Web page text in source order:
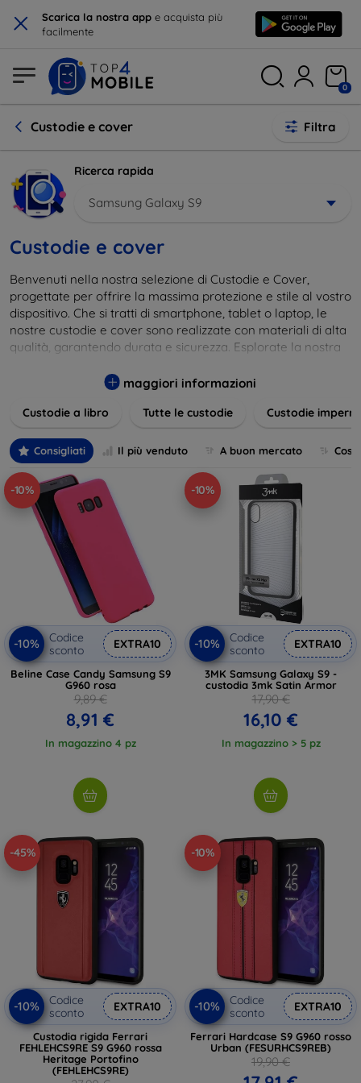
× Scarica la nostra app e acquista più
facilmente
0
Custodie e cover Filtra
Ricerca rapida
Samsung Galaxy S9
Custodie e cover
Benvenuti nella nostra selezione di Custodie e Cover,
progettate per offrire la massima protezione e stile al vostro
dispositivo. Che si tratti di smartphone, tablet o laptop, le
nostre custodie e cover sono realizzate con materiali di alta
qualità, garantendo durata e sicurezza. Esplorate la nostra
esigenza e gusto. Proteggete il vostro dispositivo con le
maggiori informazioni
Custodie a libro Tutte le custodie Custodie
Consigliati Il più venduto A buon mercato
-10%
-10%
Codice
sconto
EXTRA10
Beline Case Candy Samsung S9
G960 rosa
9,89 €
8,91 €
In magazzino 4 pz
-10%
-10%
Codice
sconto
EXTRA10
3MK Samsung Galaxy S9 -
custodia 3mk Satin Armor
17,90 €
16,10 €
In magazzino > 5 pz
-45%
-10%
Codice
sconto
EXTRA10
Custodia rigida Ferrari
FEHLEHCS9RE S9 G960 rossa
Heritage Portofino
(FEHLEHCS9RE)
-10%
-10%
Codice
sconto
EXTRA10
Ferrari Hardcase S9 G960 rosso
Urban (FESURHCS9REB)
19,90 €